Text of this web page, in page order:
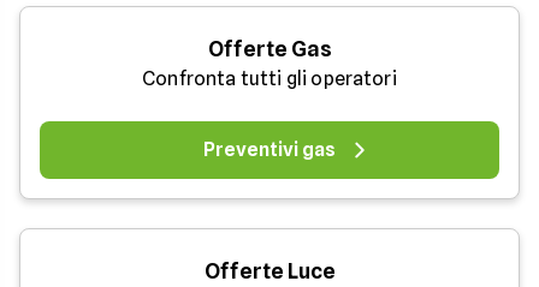
Offerte Gas
Confronta tutti gli operatori
Preventivi gas
Offerte Luce